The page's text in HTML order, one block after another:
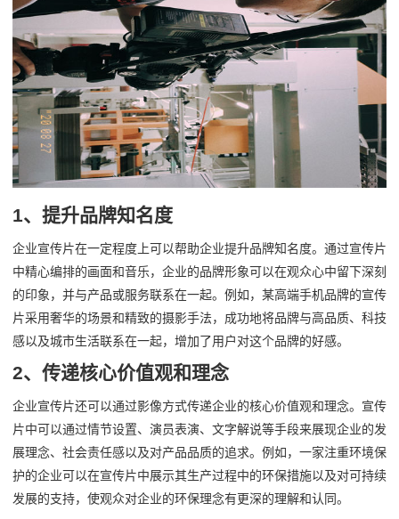
1、提升品牌知名度
企业宣传片在一定程度上可以帮助企业提升品牌知名度。通过宣传片
中精心编排的画面和音乐，企业的品牌形象可以在观众心中留下深刻
的印象，并与产品或服务联系在一起。例如，某高端手机品牌的宣传
片采用奢华的场景和精致的摄影手法，成功地将品牌与高品质、科技
感以及城市生活联系在一起，增加了用户对这个品牌的好感。
2、传递核心价值观和理念
企业宣传片还可以通过影像方式传递企业的核心价值观和理念。宣传
片中可以通过情节设置、演员表演、文字解说等手段来展现企业的发
展理念、社会责任感以及对产品品质的追求。例如，一家注重环境保
护的企业可以在宣传片中展示其生产过程中的环保措施以及对可持续
发展的支持，使观众对企业的环保理念有更深的理解和认同。